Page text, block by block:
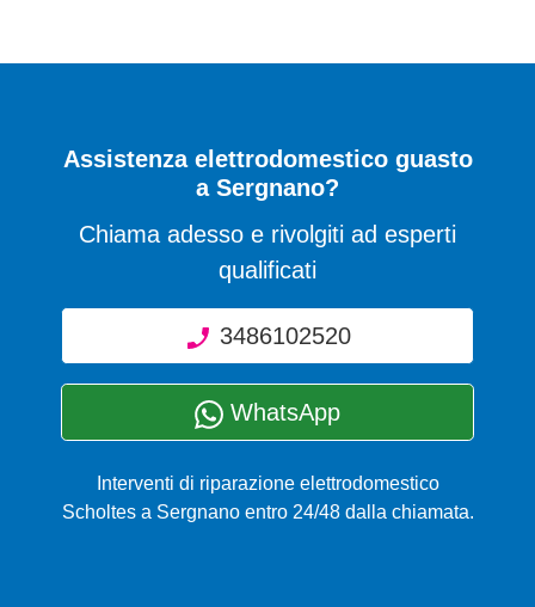
Assistenza elettrodomestico guasto
a Sergnano?
Chiama adesso e rivolgiti ad esperti
qualificati
3486102520
WhatsApp
Interventi di riparazione elettrodomestico
Scholtes a Sergnano entro 24/48 dalla chiamata.